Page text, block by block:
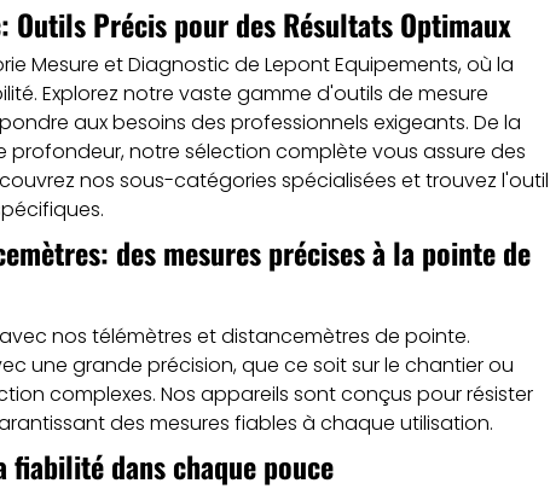
Outils Précis pour des Résultats Optimaux
Mesure et Diagnostic de Lepont Equipements, où la
Explorez notre vaste gamme d'outils de mesure
aux besoins des professionnels exigeants. De la
profondeur, notre sélection complète vous assure des
nos sous-catégories spécialisées et trouvez l'outil
des mesures précises à la pointe de
nos télémètres et distancemètres de pointe.
une grande précision, que ce soit sur le chantier ou
complexes. Nos appareils sont conçus pour résister
des mesures fiables à chaque utilisation.
fiabilité dans chaque pouce